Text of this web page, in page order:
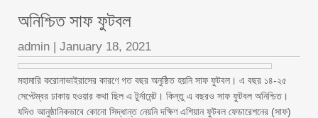
অনিশ্চিত সাফ ফুটবল
admin | January 18, 2021
মহামারি করোনাভাইরাসের কারণে গত বছর অনুষ্ঠিত হয়নি সাফ ফুটবল। এ বছর ১৪-২৫
সেপ্টেম্বর ঢাকায় হওয়ার কথা ছিল এ টুর্নামেন্ট। কিন্তু এ বছরও সাফ ফুটবল অনিশ্চিত।
যদিও আনুষ্ঠানিকভাবে কোনো সিদ্ধান্ত নেয়নি দক্ষিণ এশিয়ান ফুটবল ফেডারেশনের (সাফ)